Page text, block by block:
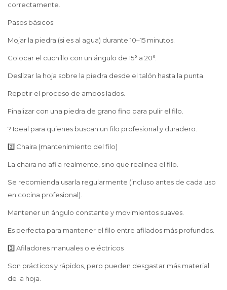
correctamente.
Pasos básicos:
Mojar la piedra (si es al agua) durante 10–15 minutos.
Colocar el cuchillo con un ángulo de 15° a 20°.
Deslizar la hoja sobre la piedra desde el talón hasta la punta.
Repetir el proceso de ambos lados.
Finalizar con una piedra de grano fino para pulir el filo.
? Ideal para quienes buscan un filo profesional y duradero.
2️⃣ Chaira (mantenimiento del filo)
La chaira no afila realmente, sino que realinea el filo.
Se recomienda usarla regularmente (incluso antes de cada uso
en cocina profesional).
Mantener un ángulo constante y movimientos suaves.
Es perfecta para mantener el filo entre afilados más profundos.
3️⃣ Afiladores manuales o eléctricos
Son prácticos y rápidos, pero pueden desgastar más material
de la hoja.